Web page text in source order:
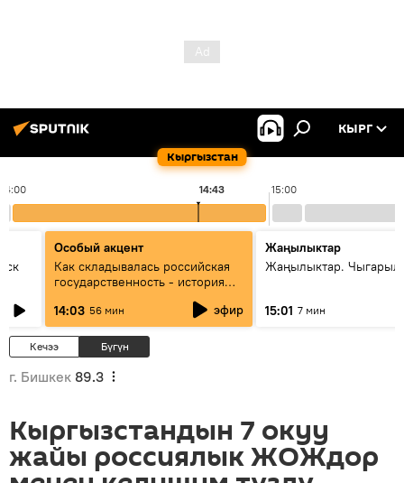
Кыргызстан
КЫРГ
14:00 15:00
14:43
Особый акцент
Как складывалась российская
государственность - история
России и геополитика Евразии
глазами аналитиков
14:03 56 мин эфир
Жаңылыктар
Жаңылыктар.
15:01 7 мин
Кечээ Бүгүн
г. Бишкек 89.3
Кыргызстандын 7 окуу
жайы россиялык ЖОЖдор